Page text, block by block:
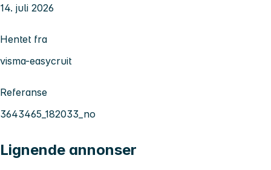
14. juli 2026
Hentet fra
visma-easycruit
Referanse
3643465_182033_no
Lignende annonser